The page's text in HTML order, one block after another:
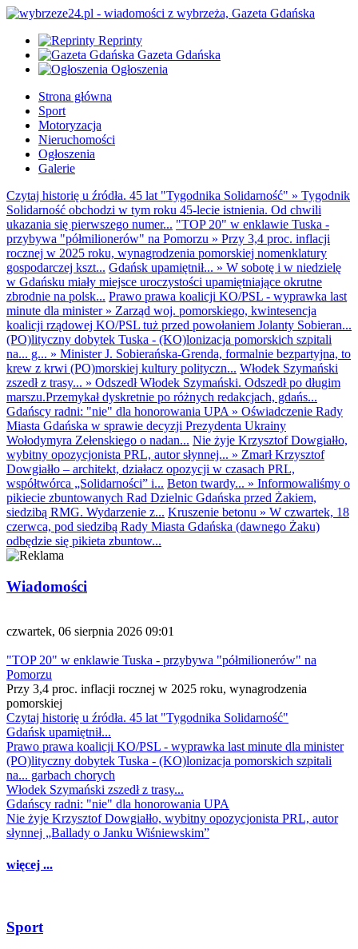
Reprinty
Gazeta Gdańska
Ogłoszenia
Strona główna
Sport
Motoryzacja
Nieruchomości
Ogłoszenia
Galerie
Czytaj historię u źródła. 45 lat "Tygodnika Solidarność" » Tygodnik
Solidarność obchodzi w tym roku 45-lecie istnienia. Od chwili
ukazania się pierwszego numer... "TOP 20" w enklawie Tuska -
przybywa "półmilionerów" na Pomorzu » Przy 3,4 proc. inflacji
rocznej w 2025 roku, wynagrodzenia pomorskiej nomenklatury
gospodarczej kszt... Gdańsk upamiętnił... » W sobotę i w niedzielę
w Gdańsku miały miejsce uroczystości upamiętniające okrutne
zbrodnie na polsk... Prawo prawa koalicji KO/PSL - wyprawka last
minute dla minister» Zarząd woj. pomorskiego, kwintesencja
koalicji rządowej KO/PSL tuż przed powołaniem Jolanty Sobieran...
(PO)lityczny dobytek Tuska - (KO)lonizacja pomorskich szpitali
na... g... » Minister J. Sobierańska-Grenda, formalnie bezpartyjna, to
krew z krwi (PO)morskiej kultury polityczn... Włodek Szymański
zszedł z trasy... » Odszedł Włodek Szymański. Odszedł po długim
marszu.Przemykał dyskretnie po różnych redakcjach, gdańs...
Gdańscy radni: "nie" dla honorowania UPA » Oświadczenie Rady
Miasta Gdańska w sprawie decyzji Prezydenta Ukrainy
Wołodymyra Zełenskiego o nadan... Nie żyje Krzysztof Dowgiałło,
wybitny opozycjonista PRL, autor słynnej... » Zmarł Krzysztof
Dowgiałło – architekt, działacz opozycji w czasach PRL,
współtwórca „Solidarności” i... Beton twardy... » Informowaliśmy o
pikiecie zbuntowanych Rad Dzielnic Gdańska przed Żakiem,
siedzibą RMG. Wydarzenie z... Kruszenie betonu » W czwartek, 18
czerwca, pod siedzibą Rady Miasta Gdańska (dawnego Żaku)
odbędzie się pikieta zbuntow...
Wiadomości
czwartek, 06 sierpnia 2026 09:01
"TOP 20" w enklawie Tuska - przybywa "półmilionerów" na
Pomorzu
Przy 3,4 proc. inflacji rocznej w 2025 roku, wynagrodzenia
pomorskiej
Czytaj historię u źródła. 45 lat "Tygodnika Solidarność"
Gdańsk upamiętnił...
Prawo prawa koalicji KO/PSL - wyprawka last minute dla minister
(PO)lityczny dobytek Tuska - (KO)lonizacja pomorskich szpitali
na... garbach chorych
Włodek Szymański zszedł z trasy...
Gdańscy radni: "nie" dla honorowania UPA
Nie żyje Krzysztof Dowgiałło, wybitny opozycjonista PRL, autor
słynnej „Ballady o Janku Wiśniewskim”
więcej ...
Sport